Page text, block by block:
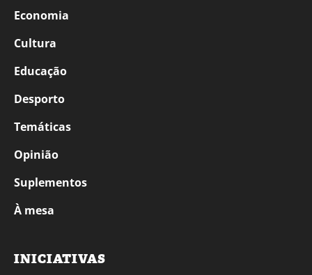
Economia
Cultura
Educação
Desporto
Temáticas
Opinião
Suplementos
À mesa
INICIATIVAS